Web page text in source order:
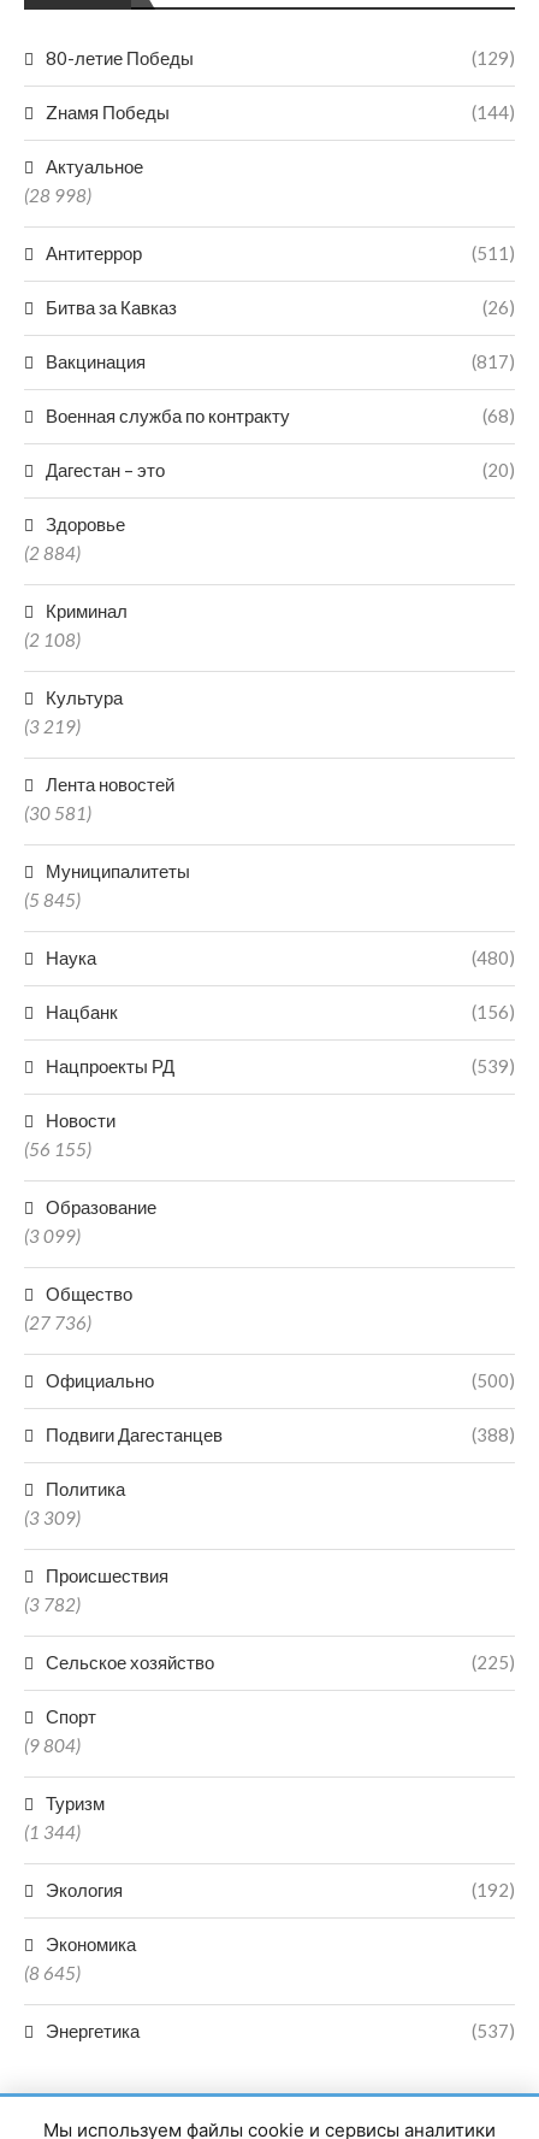
80-летие Победы (129)
Zнамя Победы (144)
Актуальное
(28 998)
Антитеррор (511)
Битва за Кавказ (26)
Вакцинация (817)
Военная служба по контракту (68)
Дагестан – это (20)
Здоровье
(2 884)
Криминал
(2 108)
Культура
(3 219)
Лента новостей
(30 581)
Муниципалитеты
(5 845)
Наука (480)
Нацбанк (156)
Нацпроекты РД (539)
Новости
(56 155)
Образование
(3 099)
Общество
(27 736)
Официально (500)
Подвиги Дагестанцев (388)
Политика
(3 309)
Происшествия
(3 782)
Сельское хозяйство (225)
Спорт
(9 804)
Туризм
(1 344)
Экология (192)
Экономика
(8 645)
Энергетика (537)
Мы используем файлы cookie и сервисы аналитики